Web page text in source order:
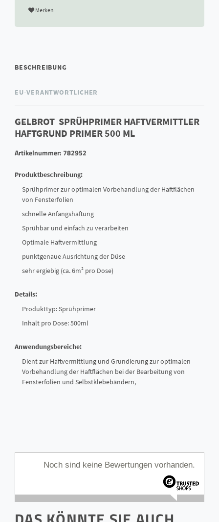
Merken
BESCHREIBUNG
EU-VERANTWORTLICHER
GELBROT SPRÜHPRIMER HAFTVERMITTLER
HAFTGRUND PRIMER 500 ML
Artikelnummer: 782952
Produktbeschreibung:
Sprühprimer zur optimalen Vorbehandlung der Haftflächen
von Fensterfolien
schnelle Anfangshaftung
Sprühbar und einfach zu verarbeiten
Optimale Haftvermittlung
punktgenaue Ausrichtung der Düse
sehr ergiebig (ca. 6m² pro Dose)
Details:
Produkttyp: Sprühprimer
Inhalt pro Dose: 500ml
Anwendungsbereiche:
Dient zur Haftvermittlung und Grundierung zur optimalen
Vorbehandlung der Haftflächen bei der Bearbeitung von
Fensterfolien und Selbstklebebändern,
Noch sind keine Bewertungen vorhanden.